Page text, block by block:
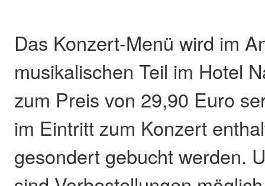
Das Konzert-Menü wird im
musikalischen Teil im Hotel
zum Preis von 29,90 Euro
im Eintritt zum Konzert
gesondert gebucht werden.